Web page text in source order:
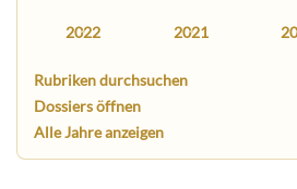
2022 2021
Rubriken durchsuchen
Dossiers öffnen
Alle Jahre anzeigen